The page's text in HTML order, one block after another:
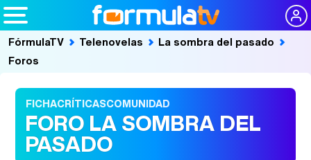
FórmulaTV Telenovelas
La sombra del pasado
Foros
FICHACRÍTICASCOMUNIDAD
FORO LA SOMBRA DEL
PASADO